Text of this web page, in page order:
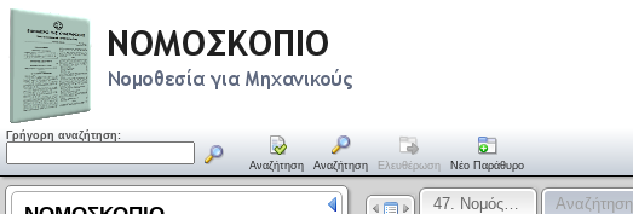
Γρήγορη αναζήτηση:
Αναζήτηση Αναζήτηση Ελευθέρωση Νέο Παράθυρο
47. Νομός… Αναζήτηση